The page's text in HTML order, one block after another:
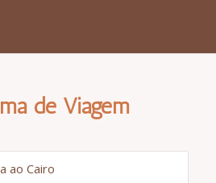
de Viagem
ao Cairo